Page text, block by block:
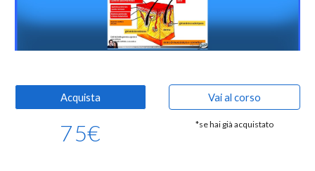
Acquista
75€
Vai al corso
*se hai già acquistato